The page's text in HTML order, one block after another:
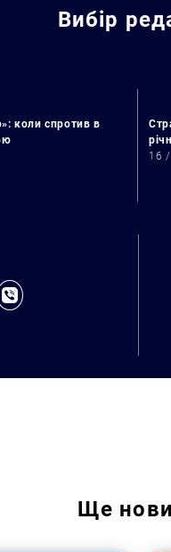
Вибір
коли спротив в
16
Ще